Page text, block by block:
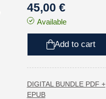
45,00 €
Available
Add to cart
DIGITAL BUNDLE PDF +
EPUB